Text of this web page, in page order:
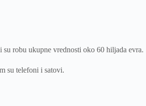
su robu ukupne vrednosti oko 60 hiljada evra.
su telefoni i satovi.